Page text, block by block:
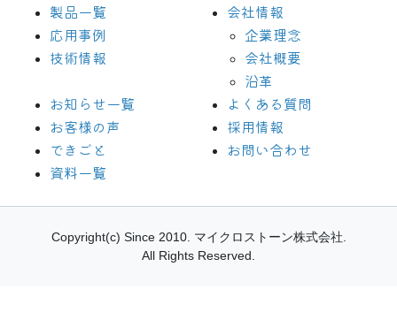
製品一覧
応用事例
技術情報
会社情報
企業理念
会社概要
沿革
お知らせ一覧
お客様の声
できごと
資料一覧
よくある質問
採用情報
お問い合わせ
Copyright(c) Since 2010. マイクロストーン株式会社.
All Rights Reserved.